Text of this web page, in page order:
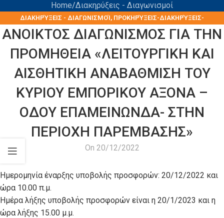
Home Διακηρύξεις - Διαγωνισμοί
ΔΙΑΚΗΡΎΞΕΙΣ - ΔΙΑΓΩΝΙΣΜΟΊ, ΠΡΟΚΗΡΎΞΕΙΣ-ΔΙΑΚΗΡΎΞΕΙΣ-
ΠΡΟΜΉΘΕΙΕΣ-ΥΠΗΡΕΣΊΕΣ
ΑΝΟΙΚΤΟΣ ΔΙΑΓΩΝΙΣΜΟΣ ΓΙΑ ΤΗΝ
ΠΡΟΜΗΘΕΙΑ «ΛΕΙΤΟΥΡΓΙΚΗ ΚΑΙ
ΑΙΣΘΗΤΙΚΗ ΑΝΑΒΑΘΜΙΣΗ ΤΟΥ
ΚΥΡΙΟΥ ΕΜΠΟΡΙΚΟΥ ΑΞΟΝΑ –
ΟΔΟΥ ΕΠΑΜΕΙΝΩΝΔΑ- ΣΤΗΝ
ΠΕΡΙΟΧΗ ΠΑΡΕΜΒΑΣΗΣ»
On 20/12/2022
Ημερομηνία έναρξης υποβολής προσφορών: 20/12/2022 και
ώρα 10.00 π.μ.
Ημέρα λήξης υποβολής προσφορών είναι η 20/1/2023 και η
ώρα λήξης 15.00 μ.μ.